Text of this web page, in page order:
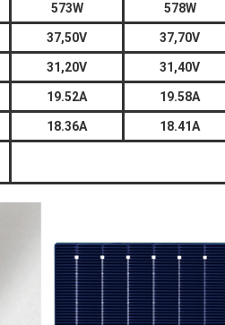
573W 578W
37,50V 37,70V
31,20V 31,40V
19.52A 19.58A
18.36A 18.41A